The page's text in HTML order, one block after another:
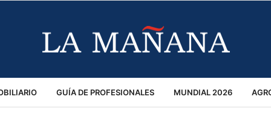
GUÍA DE PROFESIONALES MUNDIAL 2026